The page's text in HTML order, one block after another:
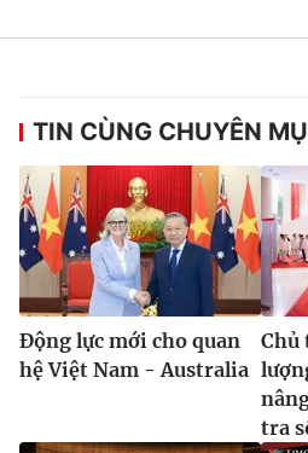
TIN CÙNG CHUYÊN
Động lực mới cho quan
hệ Việt Nam - Australia
Chủ
tra